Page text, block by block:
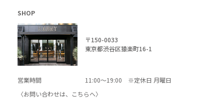
SHOP
〒150-0033
東京都渋谷区猿楽町16-1
営業時間
11:00～19:00 ※定休日 月曜日
〈お問い合わせは、
こちらへ〉